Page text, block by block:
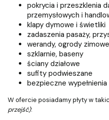
pokrycia i przeszklenia
przemysłowych i
klapy dymowe i świetliki
zadaszenia pasaży,
werandy, ogrody
szklarnie, baseny
ściany działowe
sufity podwieszane
bezpieczne
W ofercie posiadamy płyty w
przejść):